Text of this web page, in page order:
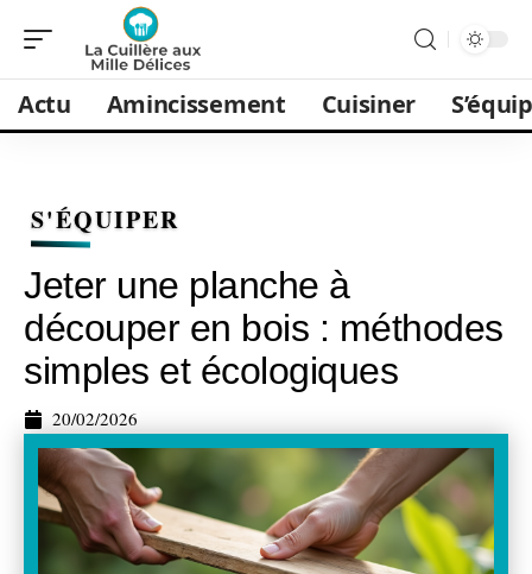
Actu Amincissement Cuisiner
S'ÉQUIPER
Jeter une planche à
découper en bois : méthodes
simples et écologiques
20/02/2026